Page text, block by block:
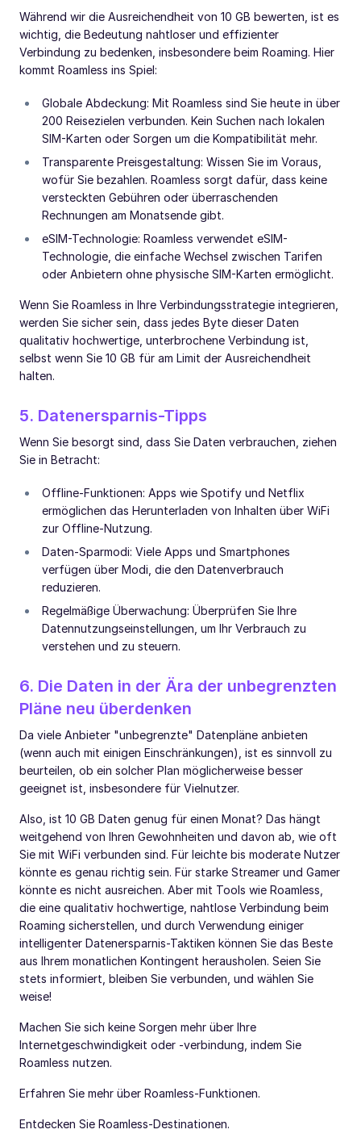
Während wir die Ausreichendheit von 10 GB bewerten, ist es
wichtig, die Bedeutung nahtloser und effizienter
Verbindung zu bedenken, insbesondere beim Roaming. Hier
kommt Roamless ins Spiel:
Globale Abdeckung: Mit Roamless sind Sie heute in über
200 Reisezielen verbunden. Kein Suchen nach lokalen
SIM-Karten oder Sorgen um die Kompatibilität mehr.
Transparente Preisgestaltung: Wissen Sie im Voraus,
wofür Sie bezahlen. Roamless sorgt dafür, dass keine
versteckten Gebühren oder überraschenden
Rechnungen am Monatsende gibt.
eSIM-Technologie: Roamless verwendet eSIM-
Technologie, die einfache Wechsel zwischen Tarifen
oder Anbietern ohne physische SIM-Karten ermöglicht.
Wenn Sie Roamless in Ihre Verbindungsstrategie integrieren,
werden Sie sicher sein, dass jedes Byte dieser Daten
qualitativ hochwertige, unterbrochene Verbindung ist,
selbst wenn Sie 10 GB für am Limit der Ausreichendheit
halten.
5. Datenersparnis-Tipps
Wenn Sie besorgt sind, dass Sie Daten verbrauchen, ziehen
Sie in Betracht:
Offline-Funktionen: Apps wie Spotify und Netflix
ermöglichen das Herunterladen von Inhalten über WiFi
zur Offline-Nutzung.
Daten-Sparmodi: Viele Apps und Smartphones
verfügen über Modi, die den Datenverbrauch
reduzieren.
Regelmäßige Überwachung: Überprüfen Sie Ihre
Datennutzungseinstellungen, um Ihr Verbrauch zu
verstehen und zu steuern.
6. Die Daten in der Ära der unbegrenzten
Pläne neu überdenken
Da viele Anbieter "unbegrenzte" Datenpläne anbieten
(wenn auch mit einigen Einschränkungen), ist es sinnvoll zu
beurteilen, ob ein solcher Plan möglicherweise besser
geeignet ist, insbesondere für Vielnutzer.
Also, ist 10 GB Daten genug für einen Monat? Das hängt
weitgehend von Ihren Gewohnheiten und davon ab, wie oft
Sie mit WiFi verbunden sind. Für leichte bis moderate Nutzer
könnte es genau richtig sein. Für starke Streamer und Gamer
könnte es nicht ausreichen. Aber mit Tools wie Roamless,
die eine qualitativ hochwertige, nahtlose Verbindung beim
Roaming sicherstellen, und durch Verwendung einiger
intelligenter Datenersparnis-Taktiken können Sie das Beste
aus Ihrem monatlichen Kontingent herausholen. Seien Sie
stets informiert, bleiben Sie verbunden, und wählen Sie
weise!
Machen Sie sich keine Sorgen mehr über Ihre
Internetgeschwindigkeit oder -verbindung, indem Sie
Roamless nutzen.
Erfahren Sie mehr über Roamless-Funktionen.
Entdecken Sie Roamless-Destinationen.